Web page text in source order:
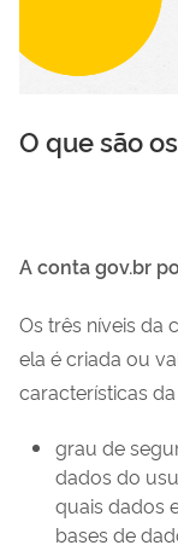
O que são
A conta gov.br
Os três níveis da
ela é criada ou
características
grau de
dados do
quais dados
bases de